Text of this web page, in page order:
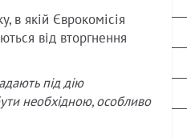
в якій Єврокомісія
від вторгнення
під дію
необхідною, особливо